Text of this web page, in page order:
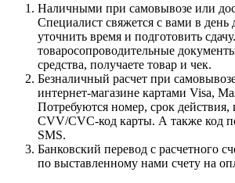
Наличными при самовывозе или
Специалист свяжется с вами в день
уточнить время и подготовить
товаросопроводительные
средства, получаете товар и чек.
Безналичный расчет при
интернет-магазине картами Visa,
Потребуются номер, срок действия,
CVV/CVC-код карты. А также код
SMS.
Банковский перевод с расчетного
по выставленному нами счету на